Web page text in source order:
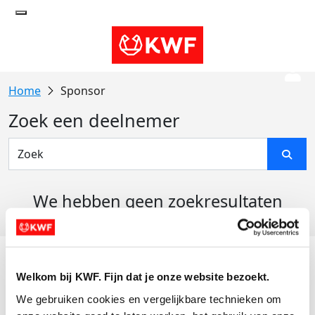
Welkom bij KWF. Fijn dat je onze website bezoekt.
We gebruiken cookies en vergelijkbare technieken om
Sponsor
Zoek een deelnemer
We hebben geen zoekresultaten
Actiematerialen
Evenementen